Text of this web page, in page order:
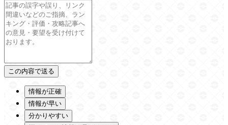
情報が正確
情報が早い
分かりやすい